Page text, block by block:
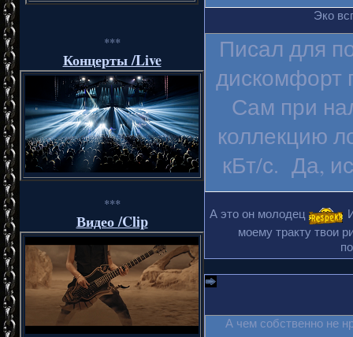
***
Концерты /Live
***
Видео /Clip
Эко
Писал для
дискомфорт
Сам при
коллекцию
кБт/с. Да,
А это он молодец
моему тракту твои
А чем собственно не